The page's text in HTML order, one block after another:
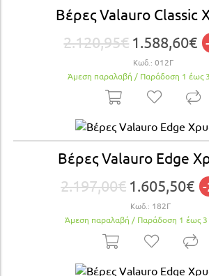
Βέρες Valauro Classic
2.120,95€ 1.588,60€
Κωδ.: 012Γ
Άμεση παραλαβή / Παράδoση 1 έως
Βέρες Valauro Edge
2.197,00€ 1.605,50€
Κωδ.: 182Γ
Άμεση παραλαβή / Παράδoση 1 έως 3